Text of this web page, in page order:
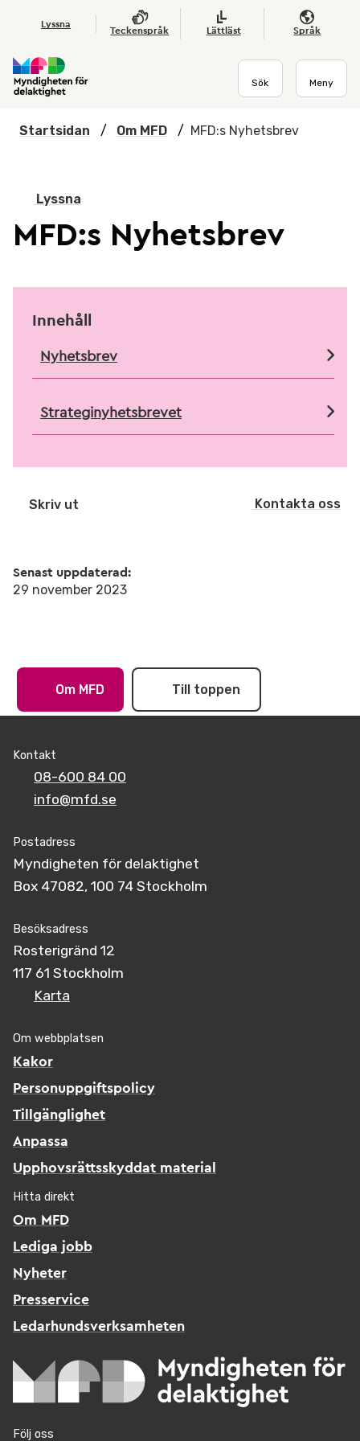
Hoppa till huvudmenyn
Lyssna
Teckenspråk Lättläst Språk
Sök Meny
Startsidan / Om MFD / MFD:s Nyhetsbrev
Lyssna
MFD:s Nyhetsbrev
Innehåll
Nyhetsbrev
Strateginyhetsbrevet
Skriv ut Kontakta oss
Senast uppdaterad:
29 november 2023
Om MFD Till toppen
Kontakt
08-600 84 00
info@mfd.se
Postadress
Myndigheten för delaktighet
Box 47082, 100 74 Stockholm
Besöksadress
Rosterigränd 12
117 61 Stockholm
Karta
Om webbplatsen
Kakor
Personuppgiftspolicy
Tillgänglighet
Anpassa
Upphovsrättsskyddat material
Hitta direkt
Om MFD
Lediga jobb
Nyheter
Presservice
Ledarhundsverksamheten
Följ oss